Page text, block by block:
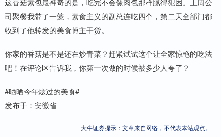
这香菇素包最神奇的是，吃完不会像肉包那样腻得犯困。上周公
司聚餐我带了一笼，素食主义的副总连吃四个，第二天全部门都
收到了他转发的美食博主干货。
你家的香菇是不是还在炒青菜？赶紧试试这个让全家惊艳的吃法
吧！在评论区告诉我，你第一次做的时候被多少人夸了？
#晒晒今年炫过的美食#
发布于：安徽省
大牛证券提示：文章来自网络，不代表本站观点。